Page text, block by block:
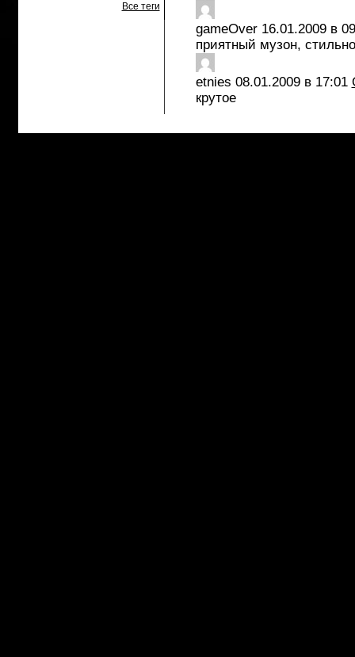
gameOver 16.01.2009 в
приятный музон,
etnies 08.01.2009 в 17:01
крутое
Все теги